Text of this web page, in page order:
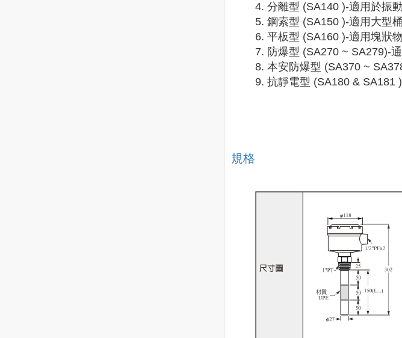
4. 分離型 (SA140 )-適用於振
5. 鋼索型 (SA150 )-適用大型
6. 平板型 (SA160 )-適用塊狀
7. 防爆型 (SA270 ~ SA279)-
8. 本安防爆型 (SA370 ~
9. 抗靜電型 (SA180 & SA181
規格